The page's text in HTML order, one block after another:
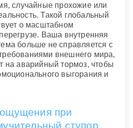
случайные прохожие или
Такой глобальный
о масштабном
Ваша внутренняя
больше не справляется с
внешнего мира,
на аварийный тормоз, чтобы
выгорания и
при
ступор